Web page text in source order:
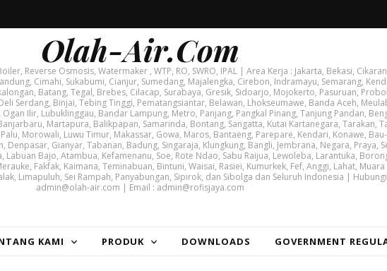
Olah-Air.Com
Reverse Osmosis, Watermaker , WTP, RO, SWRO, IPAL | Area Kerja : Jakarta, Bekasi,
Cimahi, Sukabumi, Cianjur, Sumedang, Majalengka, Cirebon, Indramayu, Semarang,
Batang, Tegal, Brebes, Cilacap, Surabaya, Gresik, Sidoarjo, Mojokerto, Pasuruan,
Serdang, Binjai, Tebing Tinggi, Pematangsiantar, Belawan, Lhokseumawe, Banda Aceh,
Ilir, Lubuklinggau, Bandar Lampung, Metro, Panjang, Pangkal Pinang, Tanjung Pandan,
Martapura, Balikpapan, Samarinda, Bontang, Sangatta, Kutai Kartanegara, Tarakan,
Morowali, Luwu Timur, Makassar, Gowa, Maros, Bantaeng, Parepare, Kendari, Konawe,
Gianyar, Tabanan, Badung, Singaraja, Klungkung, Bangli, Jembrana, Negara, Praya,
Bajo, Atambua, Kefamenanu, Soe, Rote Ndao, Sabu Raijua, Lewoleba, Larantuka,
Fakfak, Kaimana, Teminabuan, Bintuni, Waisai, Rasiei, Kumurkek, Fef, Anggi, Lahat,
Limapuluh, Sei Rampah, Panyabungan, Sipirok, dan Sibolga dan Seluruh Indonesia |
admin@olah-air.com | Email : admin@rofisjaya.com
KAMI PRODUK DOWNLOADS GOVERNMENT